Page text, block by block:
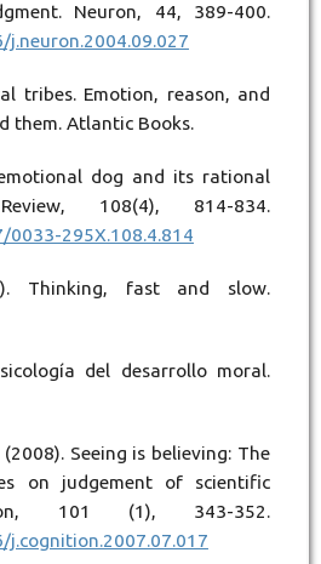
Neuron, 44, 389-400.
tribes. Emotion, reason, and
them. Atlantic Books.
dog and its rational
108(4), 814-834.
295X.108.4.814
Thinking, fast and slow.
del desarrollo moral.
(2008). Seeing is believing: The
on judgement of scientific
101 (1), 343-352.